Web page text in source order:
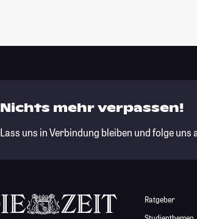
Nichts mehr verpassen!
Lass uns in Verbindung bleiben und folge
Ratgeber